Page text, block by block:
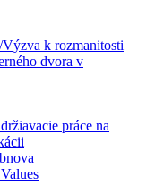
k rozmanitosti
dvora v
práce na